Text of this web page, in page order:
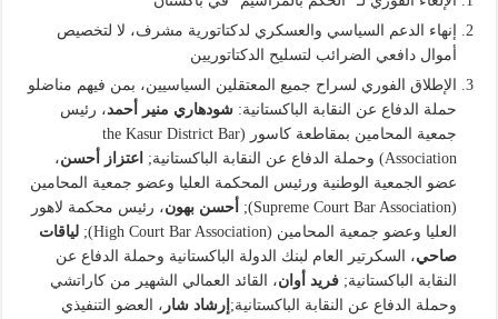
إنهاء الدعم السياسي والعسكري لدكتاتورية مشرف، لا لتخصيص
أموال دافعي الضرائب لتسليح الدكتاتوريين
الإطلاق الفوري لسراح جميع المعتقلين السياسيين، بمن فيهم مناضلو
حملة الدفاع عن النقابة الباكستانية:شودهاري منير أحمد، رئيس
جمعية المحامين بمقاطعة كاسور (the Kasur District Bar
Association) وحملة الدفاع عن النقابة الباكستانية;
اعتزاز أحسن،
عضو الجمعية الوطنية ورئيس المحكمة العليا وعضو جمعية المحامين
(Supreme Court Bar Association);
أحسن بهون، رئيس محكمة لاهور
العليا وعضو جمعية المحامين (High Court Bar Association);
لياقات
صاحي، السكرتير العام لبنك الدولة الباكستانية وحملة الدفاع عن
النقابة الباكستانية;فريد أوان، القائد العمالي الشهير من كاراتشي
وحملة الدفاع عن النقابة الباكستانية; إرشاد شار ، العضو التنفيذي